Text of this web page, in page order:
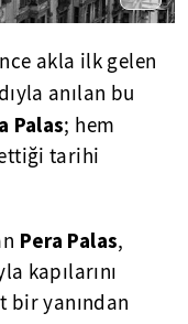
akla ilk gelen
anılan bu
Palas; hem
tarihi
Pera Palas,
kapılarını
bir yanından